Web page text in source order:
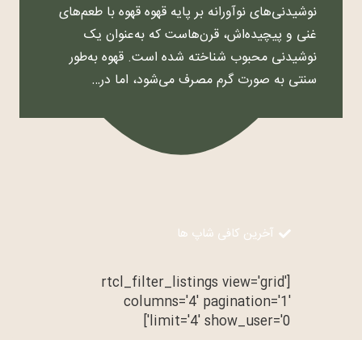
نوشیدنی‌های نوآورانه بر پایه قهوه قهوه با طعم‌های
غنی و پیچیده‌اش، قرن‌هاست که به‌عنوان یک
نوشیدنی محبوب شناخته شده است. قهوه به‌طور
سنتی به صورت گرم مصرف می‌شود، اما در…
آخرین کافی شاپ ها
[rtcl_filter_listings view='grid'
columns='4' pagination='1'
limit='4' show_user='0']